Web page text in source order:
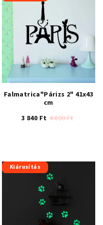
Falmatrica"Párizs 2" 41x43
cm
3 840 Ft 4 800 Ft
Kiárusítás